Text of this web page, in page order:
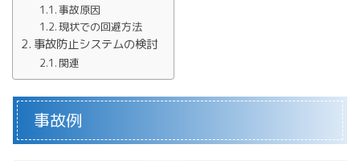
事故原因
現状での回避方法
事故防止システムの検討
関連
事故例